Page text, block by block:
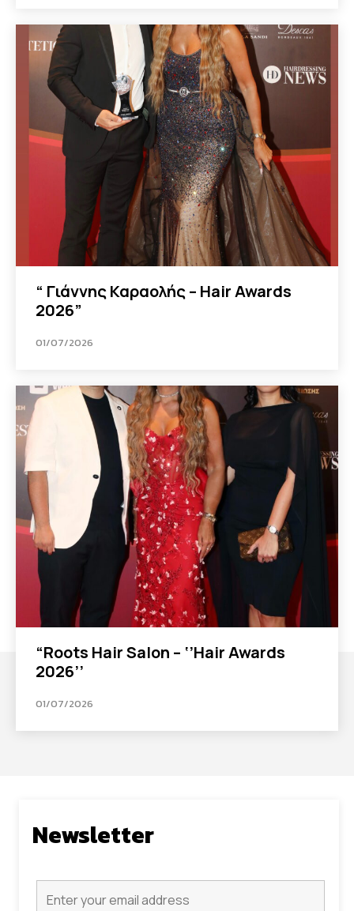
“ Γιάννης Καραολής – Hair Awards
2026”
01/07/2026
“Roots Hair Salon – ‘’Hair Awards
2026’’
01/07/2026
Newsletter